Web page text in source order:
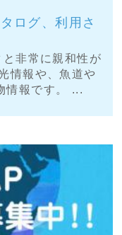
ログ、利用さ
非常に親和性が
情報や、魚道や
情報です。 ...